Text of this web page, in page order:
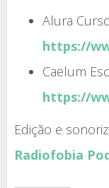
Alura
https://
Caelum
https://
Edição e
Radiofobia